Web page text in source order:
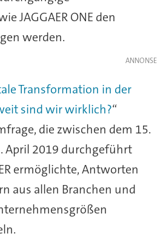
JAGGAER ONE den
werden.
Transformation in der
sind wir wirklich?“
die zwischen dem 15.
April 2019 durchgeführt
ermöglichte, Antworten
aus allen Branchen und